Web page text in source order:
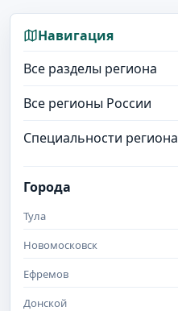
Навигация
Все разделы региона
Все регионы России
Специальности региона
Города
Тула
Новомосковск
Ефремов
Донской